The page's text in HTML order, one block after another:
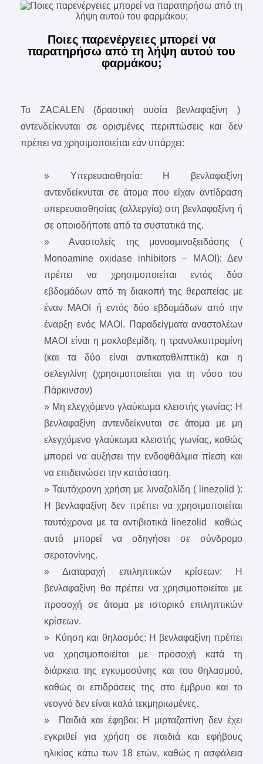
Ποιες παρενέργειες μπορεί να
παρατηρήσω από τη λήψη αυτού του
φαρμάκου;
To ZACALEN (δραστική ουσία βενλαφαξίνη )
αντενδείκνυται σε ορισμένες περιπτώσεις και δεν
πρέπει να χρησιμοποιείται εάν υπάρχει:
» Υπερευαισθησία: Η βενλαφαξίνη
αντενδείκνυται σε άτομα που είχαν αντίδραση
υπερευαισθησίας (αλλεργία) στη βενλαφαξίνη ή
σε οποιοδήποτε από τα συστατικά της.
» Αναστολείς της μονοαμινοξειδάσης (
Monoamine oxidase inhibitors – ΜΑΟΙ): Δεν
πρέπει να χρησιμοποιείται εντός δύο
εβδομάδων από τη διακοπή της θεραπείας με
έναν ΜΑΟΙ ή εντός δύο εβδομάδων από την
έναρξη ενός ΜΑΟΙ. Παραδείγματα αναστολέων
ΜΑΟI είναι η μοκλοβεμίδη, η τρανυλκυπρομίνη
(και τα δύο είναι αντικαταθλιπτικά) και η
σελεγιλίνη (χρησιμοποιείται για τη νόσο του
Πάρκινσον)
» Μη ελεγχόμενο γλαύκωμα κλειστής γωνίας: Η
βενλαφαξίνη αντενδείκνυται σε άτομα με μη
ελεγχόμενο γλαύκωμα κλειστής γωνίας, καθώς
μπορεί να αυξήσει την ενδοφθάλμια πίεση και
να επιδεινώσει την κατάσταση.
» Ταυτόχρονη χρήση με λιναζολίδη ( linezolid ):
Η βενλαφαξίνη δεν πρέπει να χρησιμοποιείται
ταυτόχρονα με τα αντιβιοτικά linezolid καθώς
αυτό μπορεί να οδηγήσει σε σύνδρομο
σεροτονίνης.
» Διαταραχή επιληπτικών κρίσεων: Η
βενλαφαξίνη θα πρέπει να χρησιμοποιείται με
προσοχή σε άτομα με ιστορικό επιληπτικών
κρίσεων.
» Κύηση και θηλασμός: Η βενλαφαξίνη πρέπει
να χρησιμοποιείται με προσοχή κατά τη
διάρκεια της εγκυμοσύνης και του θηλασμού,
καθώς οι επιδράσεις της στο έμβρυο και το
νεογνό δεν είναι καλά τεκμηριωμένες.
» Παιδιά και έφηβοι: Η μιρταζαπίνη δεν έχει
εγκριθεί για χρήση σε παιδιά και εφήβους
ηλικίας κάτω των 18 ετών, καθώς η ασφάλεια